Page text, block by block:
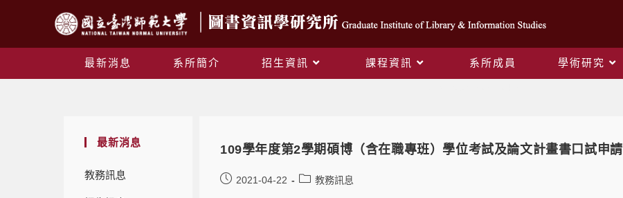
最新消息 系所簡介 招生資訊 課程資訊 系所成員 學術研究
最新消息
教務訊息
109學年度第2學期碩博（含在職專班）學位考試及論文計畫書口試申請
2021-04-22 教務訊息